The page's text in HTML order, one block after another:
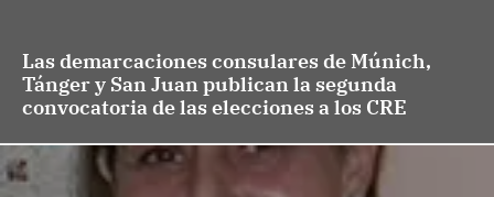
Las demarcaciones consulares de Múnich,
Tánger y San Juan publican la segunda
convocatoria de las elecciones a los CRE